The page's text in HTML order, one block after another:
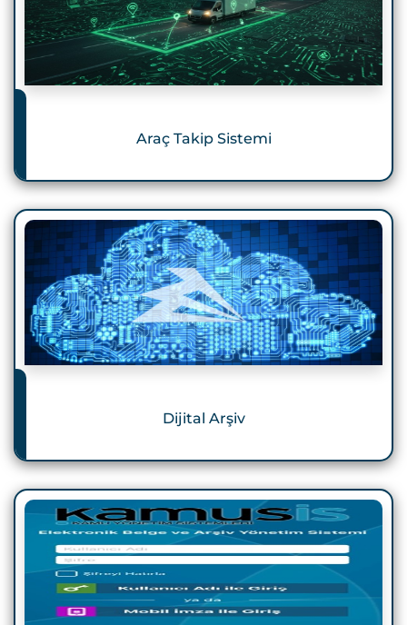
Araç Takip Sistemi
Dijital Arşiv